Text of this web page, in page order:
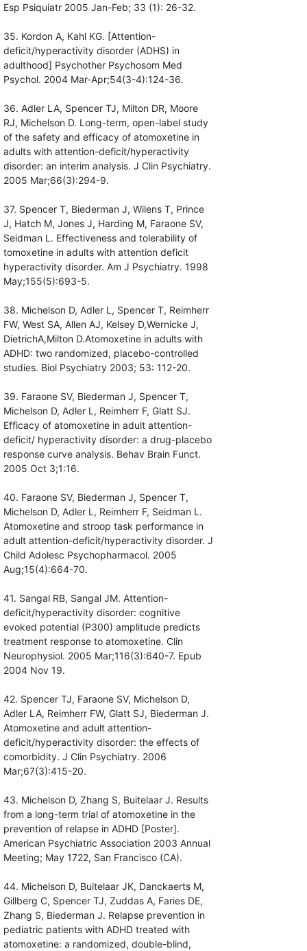
Esp Psiquiatr 2005 Jan-Feb; 33 (1): 26-32.
35. Kordon A, Kahl KG. [Attention-
deficit/hyperactivity disorder (ADHS) in
adulthood] Psychother Psychosom Med
Psychol. 2004 Mar-Apr;54(3-4):124-36.
36. Adler LA, Spencer TJ, Milton DR, Moore
RJ, Michelson D. Long-term, open-label study
of the safety and efficacy of atomoxetine in
adults with attention-deficit/hyperactivity
disorder: an interim analysis. J Clin Psychiatry.
2005 Mar;66(3):294-9.
37. Spencer T, Biederman J, Wilens T, Prince
J, Hatch M, Jones J, Harding M, Faraone SV,
Seidman L. Effectiveness and tolerability of
tomoxetine in adults with attention deficit
hyperactivity disorder. Am J Psychiatry. 1998
May;155(5):693-5.
38. Michelson D, Adler L, Spencer T, Reimherr
FW, West SA, Allen AJ, Kelsey D,Wernicke J,
DietrichA,Milton D.Atomoxetine in adults with
ADHD: two randomized, placebo-controlled
studies. Biol Psychiatry 2003; 53: 112-20.
39. Faraone SV, Biederman J, Spencer T,
Michelson D, Adler L, Reimherr F, Glatt SJ.
Efficacy of atomoxetine in adult attention-
deficit/ hyperactivity disorder: a drug-placebo
response curve analysis. Behav Brain Funct.
2005 Oct 3;1:16.
40. Faraone SV, Biederman J, Spencer T,
Michelson D, Adler L, Reimherr F, Seidman L.
Atomoxetine and stroop task performance in
adult attention-deficit/hyperactivity disorder. J
Child Adolesc Psychopharmacol. 2005
Aug;15(4):664-70.
41. Sangal RB, Sangal JM. Attention-
deficit/hyperactivity disorder: cognitive
evoked potential (P300) amplitude predicts
treatment response to atomoxetine. Clin
Neurophysiol. 2005 Mar;116(3):640-7. Epub
2004 Nov 19.
42. Spencer TJ, Faraone SV, Michelson D,
Adler LA, Reimherr FW, Glatt SJ, Biederman J.
Atomoxetine and adult attention-
deficit/hyperactivity disorder: the effects of
comorbidity. J Clin Psychiatry. 2006
Mar;67(3):415-20.
43. Michelson D, Zhang S, Buitelaar J. Results
from a long-term trial of atomoxetine in the
prevention of relapse in ADHD [Poster].
American Psychiatric Association 2003 Annual
Meeting; May 1722, San Francisco (CA).
44. Michelson D, Buitelaar JK, Danckaerts M,
Gillberg C, Spencer TJ, Zuddas A, Faries DE,
Zhang S, Biederman J. Relapse prevention in
pediatric patients with ADHD treated with
atomoxetine: a randomized, double-blind,